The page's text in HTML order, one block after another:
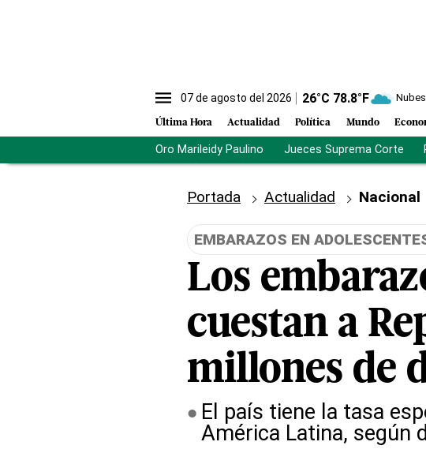
07 de agosto del 2026 26°C 78.8°F Nubes
Última Hora Actualidad Política Mundo
Oro Marileidy Paulino Jueces Suprema Corte
Portada Actualidad Nacional
EMBARAZOS EN
Los
cuestan a
millones de
El país tiene la tasa
América Latina, según